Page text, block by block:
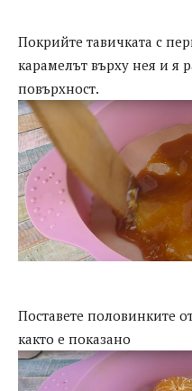
Покрийте тавичката с
карамелът върху нея и я
повърхност.
Поставете половинките
както е показано